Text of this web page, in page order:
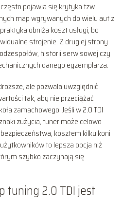
pojawia się krytyka tzw.
map wgrywanych do wielu aut z
obniża koszt usługi, bo
strojenie. Z drugiej strony
historii serwisowej czy
danego egzemplarza.
ale pozwala uwzględnić
tak, aby nie przeciążać
zamachowego. Jeśli w 2.0 TDI
zużycia, tuner może celowo
kosztem kilku koni
to lepsza opcja niż
szybko zaczynają się
tuning 2.0 TDI jest